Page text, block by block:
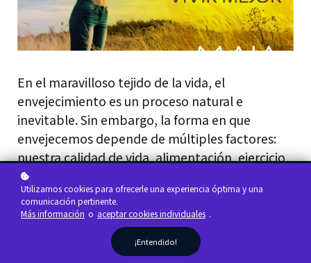
En el maravilloso tejido de la vida, el
envejecimiento es un proceso natural e
inevitable. Sin embargo, la forma en que
envejecemos depende de múltiples factores:
nuestra calidad de vida, alimentación, ejercicio,
y, sobre todo, nuestra actitud mental y
espiritual. La buena noticia es que, con los
avances en ciencia y medicina, junto con
hábitos saludables, podemos no solo
prolongar nuestra longevidad, sino también
Utilizamos cookies para ofrecerle una experiencia óptima y una
comunicación pertinente.
Más información o aceptar cookies individuales .
¡Entendido!